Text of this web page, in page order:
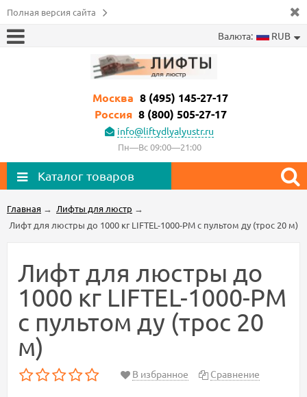
Полная версия сайта
Валюта: RUB
Москва 8 (495) 145-27-17
Россия 8 (800) 505-27-17
info@liftydlyalyustr.ru
Пн—Вс 09:00—21:00
Каталог товаров
Главная → Лифты для люстр →
Лифт для люстры до 1000 кг LIFTEL-1000-PM с пультом ду (трос 20 м)
Лифт для люстры до
1000 кг LIFTEL-1000-PM
с пультом ду (трос 20
м)
В избранное Сравнение